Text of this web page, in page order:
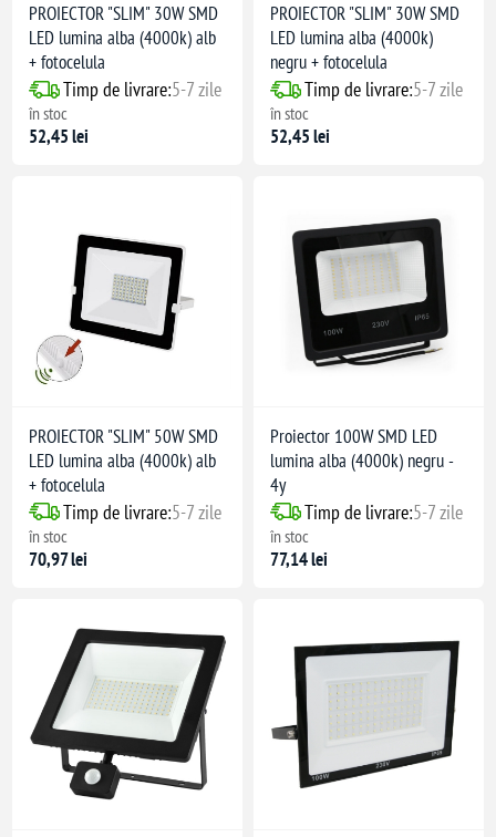
PROIECTOR "SLIM" 30W SMD
LED lumina alba (4000k) alb
+ fotocelula
Timp de livrare:5-7 zile
în stoc
52,45 lei
PROIECTOR "SLIM" 30W SMD
LED lumina alba (4000k)
negru + fotocelula
Timp de livrare:5-7 zile
în stoc
52,45 lei
PROIECTOR "SLIM" 50W SMD
LED lumina alba (4000k) alb
+ fotocelula
Timp de livrare:5-7 zile
în stoc
70,97 lei
Proiector 100W SMD LED
lumina alba (4000k) negru -
4y
Timp de livrare:5-7 zile
în stoc
77,14 lei